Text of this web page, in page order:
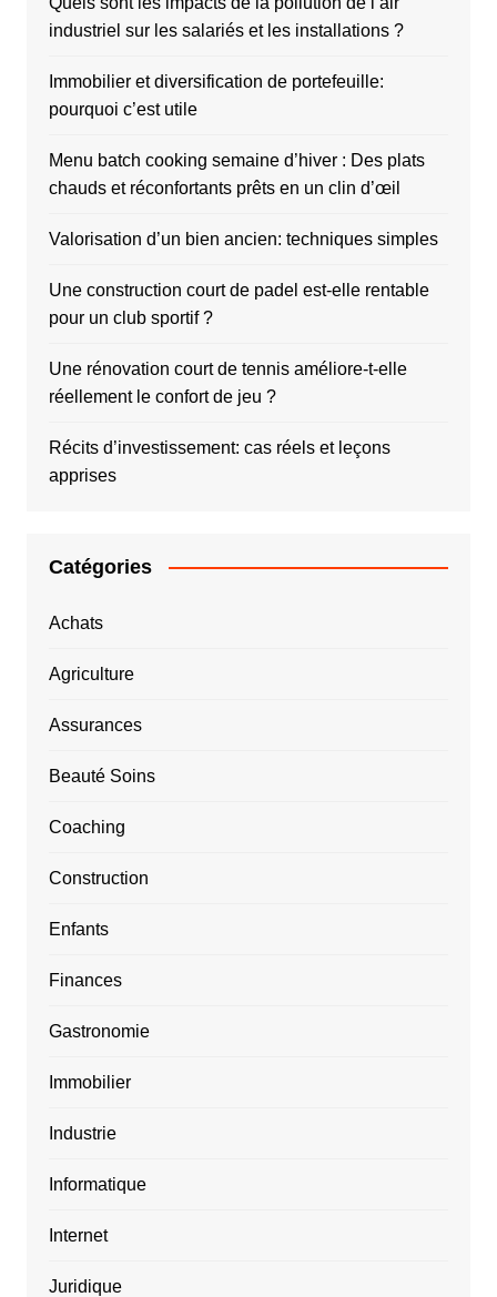
industriel sur les salariés et les installations ?
Immobilier et diversification de portefeuille:
pourquoi c’est utile
Menu batch cooking semaine d’hiver : Des plats
chauds et réconfortants prêts en un clin d’œil
Valorisation d’un bien ancien: techniques simples
Une construction court de padel est-elle rentable
pour un club sportif ?
Une rénovation court de tennis améliore-t-elle
réellement le confort de jeu ?
Récits d’investissement: cas réels et leçons
apprises
Catégories
Achats
Agriculture
Assurances
Beauté Soins
Coaching
Construction
Enfants
Finances
Gastronomie
Immobilier
Industrie
Informatique
Internet
Juridique